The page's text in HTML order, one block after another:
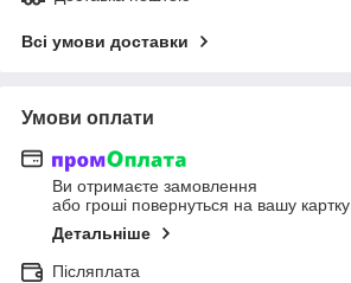
Всі умови доставки
Умови оплати
Ви отримаєте замовлення
або гроші повернуться на вашу картку
Детальніше
Післяплата